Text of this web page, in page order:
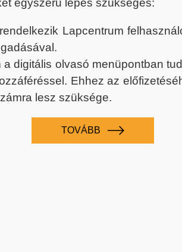
Lapcentrum
a digitális olvasó menüpontban
Ehhez az
lesz szüksége.
TOVÁBB